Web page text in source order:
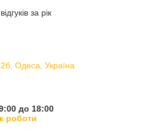
за рік
Одеса, Україна
до 18:00
роботи